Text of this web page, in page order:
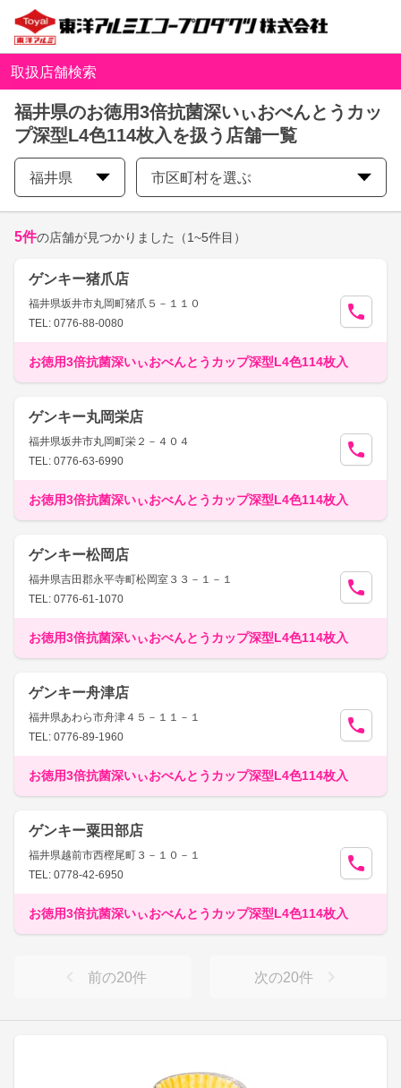
取扱店舗検索
福井県のお徳用3倍抗菌深いぃおべんとうカッ
プ深型L4色114枚入を扱う店舗一覧
福井県 市区町村を選ぶ
5件の店舗が見つかりました （1~5件目）
ゲンキー猪爪店
福井県坂井市丸岡町猪爪５－１１０
TEL: 0776-88-0080
お徳用3倍抗菌深いぃおべんとうカップ深型L4色114枚入
ゲンキー丸岡栄店
福井県坂井市丸岡町栄２－４０４
TEL: 0776-63-6990
お徳用3倍抗菌深いぃおべんとうカップ深型L4色114枚入
ゲンキー松岡店
福井県吉田郡永平寺町松岡室３３－１－１
TEL: 0776-61-1070
お徳用3倍抗菌深いぃおべんとうカップ深型L4色114枚入
ゲンキー舟津店
福井県あわら市舟津４５－１１－１
TEL: 0776-89-1960
お徳用3倍抗菌深いぃおべんとうカップ深型L4色114枚入
ゲンキー粟田部店
福井県越前市西樫尾町３－１０－１
TEL: 0778-42-6950
お徳用3倍抗菌深いぃおべんとうカップ深型L4色114枚入
前の20件 次の20件